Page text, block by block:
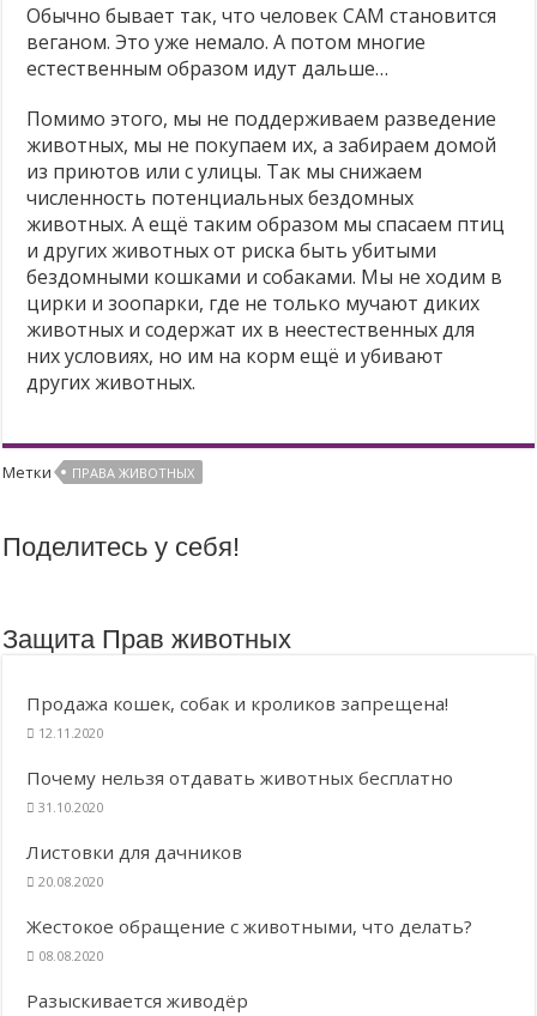
Обычно бывает так, что человек САМ становится
веганом. Это уже немало. А потом многие
естественным образом идут дальше…
Помимо этого, мы не поддерживаем разведение
животных, мы не покупаем их, а забираем домой
из приютов или с улицы. Так мы снижаем
численность потенциальных бездомных
животных. А ещё таким образом мы спасаем птиц
и других животных от риска быть убитыми
бездомными кошками и собаками. Мы не ходим в
цирки и зоопарки, где не только мучают диких
животных и содержат их в неестественных для
них условиях, но им на корм ещё и убивают
других животных.
Метки ПРАВА ЖИВОТНЫХ
Поделитесь у себя!
Защита Прав животных
Продажа кошек, собак и кроликов запрещена!
12.11.2020
Почему нельзя отдавать животных бесплатно
31.10.2020
Листовки для дачников
20.08.2020
Жестокое обращение с животными, что делать?
08.08.2020
Разыскивается живодёр